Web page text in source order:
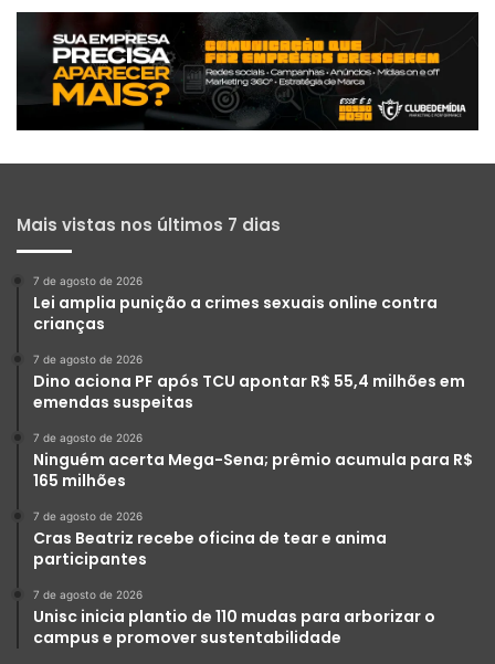
Mais vistas nos últimos 7 dias
7 de agosto de 2026
Lei amplia punição a crimes sexuais online contra
crianças
7 de agosto de 2026
Dino aciona PF após TCU apontar R$ 55,4 milhões em
emendas suspeitas
7 de agosto de 2026
Ninguém acerta Mega-Sena; prêmio acumula para R$
165 milhões
7 de agosto de 2026
Cras Beatriz recebe oficina de tear e anima
participantes
7 de agosto de 2026
Unisc inicia plantio de 110 mudas para arborizar o
campus e promover sustentabilidade